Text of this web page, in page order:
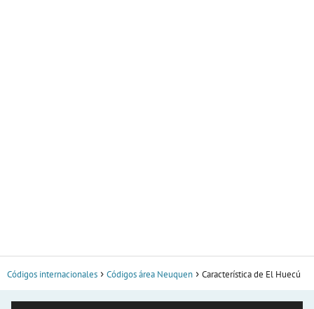
Códigos internacionales Códigos área Neuquen Característica de El Huecú